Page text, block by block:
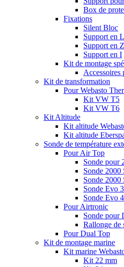
Box de
Fixations
Silent Bloc
Support en L
Support en Z
Support en I
Kit de montage
Kit de transformation
Pour Webasto
Kit VW T5
Kit VW T6
Kit Altitude
Kit altitude
Kit altitude
Sonde de température
Pour Air Top
Sonde pour
Sonde 2000
Sonde 2000
Sonde Evo
Sonde Evo
Pour Airtronic
Sonde pour
Rallonge de
Pour Dual Top
Kit de montage marine
Kit marine
Kit 22 mm